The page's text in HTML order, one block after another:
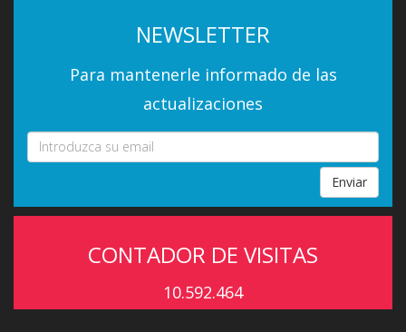
NEWSLETTER
Para mantenerle informado de las
actualizaciones
Enviar
CONTADOR DE VISITAS
10.592.464